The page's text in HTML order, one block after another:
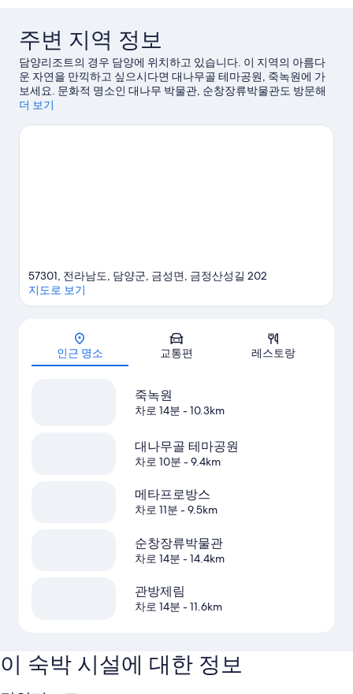
주변 지역 정보
담양리조트의 경우 담양에 위치하고 있습니다. 이 지역의 아름다
운 자연을 만끽하고 싶으시다면 대나무골 테마공원, 죽녹원에 가
보세요. 문화적 명소인 대나무 박물관, 순창장류박물관도 방문해
볼 만합니다. 관방제림, 강천사도 가볼 만한 명소로 추천해 드려요.
더 보기
지도
57301, 전라남도, 담양군, 금성면, 금정산성길 202
지도로 보기
인근 명소 교통편 레스토랑
죽녹원
차로 14분 - 10.3km
대나무골 테마공원
차로 10분 - 9.4km
메타프로방스
차로 11분 - 9.5km
순창장류박물관
차로 14분 - 14.4km
관방제림
차로 14분 - 11.6km
이 숙박 시설에 대한 정보